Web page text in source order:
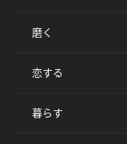
磨く
恋する
暮らす